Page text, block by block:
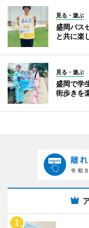
見る・遊ぶ
盛岡バス
と共に楽
見る・遊ぶ
盛岡で学
街歩きを